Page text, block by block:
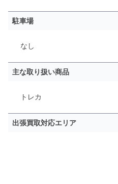
駐車場
なし
主な取り扱い商品
トレカ
出張買取対応エリア